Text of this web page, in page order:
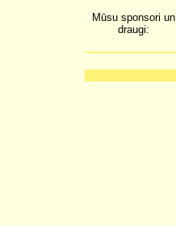
Mūsu sponsori un
draugi: